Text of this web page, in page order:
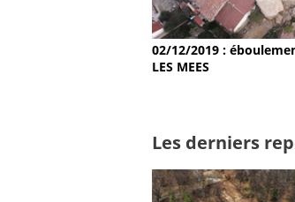
02/12/2019 :
LES MEES
Les derniers